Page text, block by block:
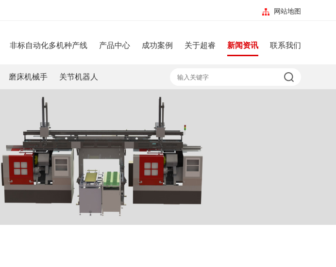
网站地图
非标自动化多机种产线 产品中心 成功案例 关于超睿 新闻资讯 联系我们
磨床机械手 关节机器人